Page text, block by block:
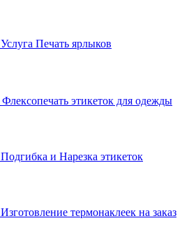
Услуга Печать ярлыков
Флексопечать этикеток для одежды
Подгибка и Нарезка этикеток
Изготовление термонаклеек на заказ